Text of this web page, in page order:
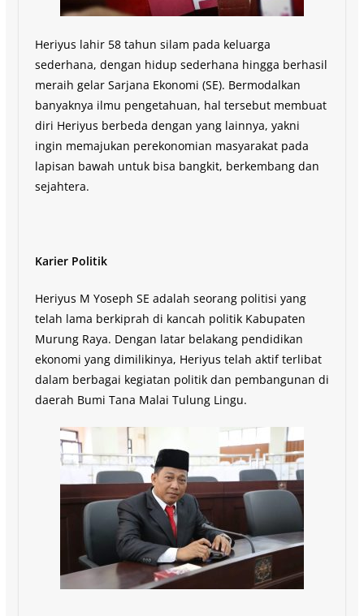
Heriyus lahir 58 tahun silam pada keluarga
sederhana, dengan hidup sederhana hingga berhasil
meraih gelar Sarjana Ekonomi (SE). Bermodalkan
banyaknya ilmu pengetahuan, hal tersebut membuat
diri Heriyus berbeda dengan yang lainnya, yakni
ingin memajukan perekonomian masyarakat pada
lapisan bawah untuk bisa bangkit, berkembang dan
sejahtera.
Karier Politik
Heriyus M Yoseph SE adalah seorang politisi yang
telah lama berkiprah di kancah politik Kabupaten
Murung Raya. Dengan latar belakang pendidikan
ekonomi yang dimilikinya, Heriyus telah aktif terlibat
dalam berbagai kegiatan politik dan pembangunan di
daerah Bumi Tana Malai Tulung Lingu.